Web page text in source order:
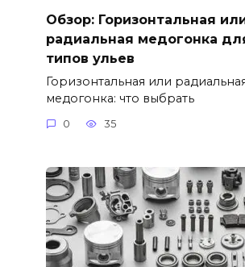
Обзор: Горизонтальная
радиальная медогонка
типов ульев
Горизонтальная или
медогонка: что выбрать
0 35